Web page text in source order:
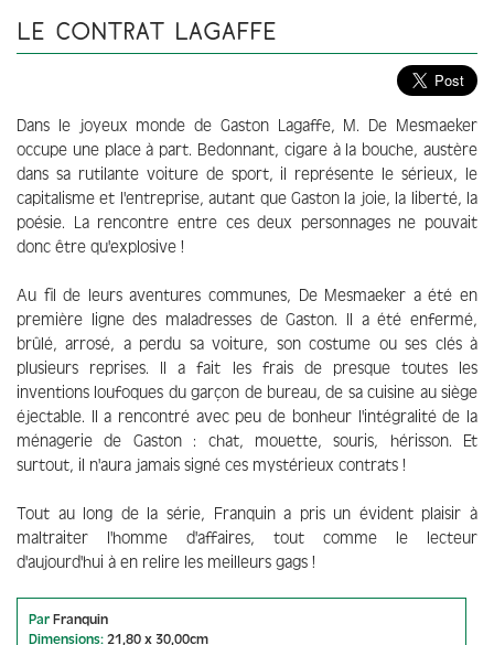
LE CONTRAT LAGAFFE
Dans le joyeux monde de Gaston Lagaffe, M. De Mesmaeker
occupe une place à part. Bedonnant, cigare à la bouche, austère
dans sa rutilante voiture de sport, il représente le sérieux, le
capitalisme et l'entreprise, autant que Gaston la joie, la liberté, la
poésie. La rencontre entre ces deux personnages ne pouvait
donc être qu'explosive !
Au fil de leurs aventures communes, De Mesmaeker a été en
première ligne des maladresses de Gaston. Il a été enfermé,
brûlé, arrosé, a perdu sa voiture, son costume ou ses clés à
plusieurs reprises. Il a fait les frais de presque toutes les
inventions loufoques du garçon de bureau, de sa cuisine au siège
éjectable. Il a rencontré avec peu de bonheur l'intégralité de la
ménagerie de Gaston : chat, mouette, souris, hérisson. Et
surtout, il n'aura jamais signé ces mystérieux contrats !
Tout au long de la série, Franquin a pris un évident plaisir à
maltraiter l'homme d'affaires, tout comme le lecteur
d'aujourd'hui à en relire les meilleurs gags !
ParFranquin
Dimensions:21,80 x 30,00cm